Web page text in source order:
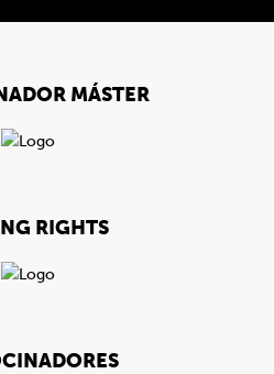
MÁSTER
RIGHTS